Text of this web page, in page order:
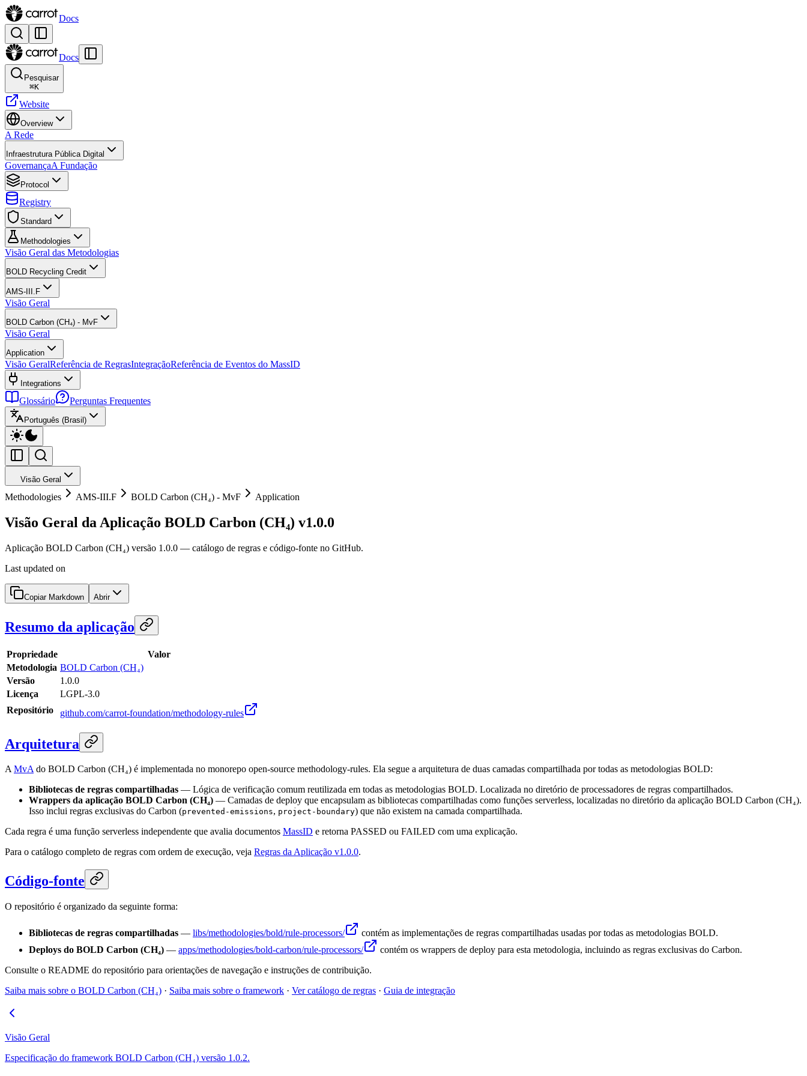
Docs
Docs
Pesquisar
⌘K
Website
Overview
A Rede
Infraestrutura Pública Digital
GovernançaA Fundação
Protocol
Registry
Standard
Methodologies
Visão Geral das Metodologias
BOLD Recycling Credit
AMS-III.F
Visão Geral
BOLD Carbon (CH₄) - MvF
Visão Geral
Application
Visão GeralReferência de RegrasIntegraçãoReferência de Eventos do MassID
Integrations
Glossário Perguntas Frequentes
Português (Brasil)
Visão Geral
Methodologies AMS-III.F BOLD Carbon (CH₄) - MvF Application
Visão Geral da Aplicação BOLD Carbon (CH₄) v1.0.0
Aplicação BOLD Carbon (CH₄) versão 1.0.0 — catálogo de regras e código-fonte no GitHub.
Last updated on
Copiar Markdown Abrir
Resumo da aplicação
Propriedade
Valor
Metodologia BOLD Carbon (CH₄)
Versão
1.0.0
Licença
LGPL-3.0
Repositório
github.com/carrot-foundation/methodology-rules
Arquitetura
AMvAdo BOLD Carbon (CH₄) é implementada no monorepo open-source methodology-rules. Ela segue a arquitetura de duas camadas compartilhada por todas as metodologias BOLD:
Bibliotecas de regras compartilhadas — Lógica de verificação comum reutilizada em todas as metodologias BOLD. Localizada no diretório de processadores de regras compartilhados.
Wrappers da aplicação BOLD Carbon (CH₄) — Camadas de deploy que encapsulam as bibliotecas compartilhadas como funções serverless, localizadas no diretório da aplicação BOLD Carbon (CH₄).
Isso inclui regras exclusivas do Carbon (prevented-emissions, project-boundary) que não existem na camada compartilhada.
Cada regra é uma função serverless independente que avalia documentos MassID e retorna PASSED ou FAILED com uma explicação.
Para o catálogo completo de regras com ordem de execução, veja Regras da Aplicação v1.0.0.
Código-fonte
O repositório é organizado da seguinte forma:
Bibliotecas de regras compartilhadas — libs/methodologies/bold/rule-processors/
contém as implementações de regras compartilhadas usadas por todas as metodologias BOLD.
Deploys do BOLD Carbon (CH₄) — apps/methodologies/bold-carbon/rule-processors/
contém os wrappers de deploy para esta metodologia, incluindo as regras exclusivas do Carbon.
Consulte o README do repositório para orientações de navegação e instruções de contribuição.
Saiba mais sobre o BOLD Carbon (CH₄) · Saiba mais sobre o framework · Ver catálogo de regras · Guia de integração
Visão Geral
Especificação do framework BOLD Carbon (CH₄) versão 1.0.2.